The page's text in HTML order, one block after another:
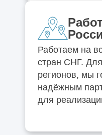
Работаем на
стран СНГ.
регионов, мы
надёжным
для